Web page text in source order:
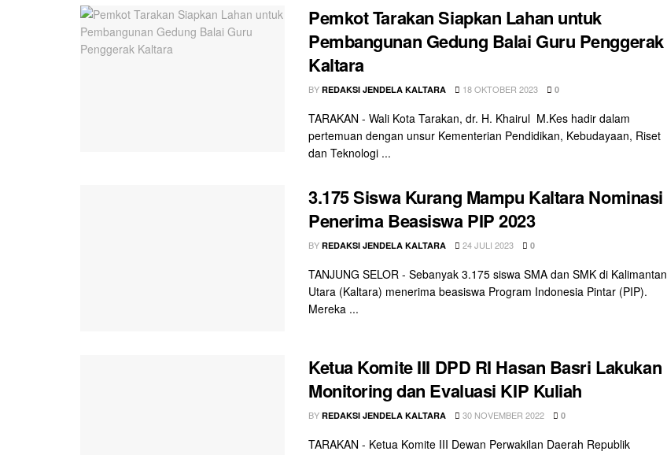
Pemkot Tarakan Siapkan Lahan untuk
Pembangunan Gedung Balai Guru Penggerak
Kaltara
BY REDAKSI JENDELA KALTARA 18 OKTOBER 2023 0
TARAKAN - Wali Kota Tarakan, dr. H. Khairul M.Kes hadir dalam
pertemuan dengan unsur Kementerian Pendidikan, Kebudayaan, Riset
dan Teknologi ...
3.175 Siswa Kurang Mampu Kaltara Nominasi
Penerima Beasiswa PIP 2023
BY REDAKSI JENDELA KALTARA 24 JULI 2023 0
TANJUNG SELOR - Sebanyak 3.175 siswa SMA dan SMK di Kalimantan
Utara (Kaltara) menerima beasiswa Program Indonesia Pintar (PIP).
Mereka ...
Ketua Komite III DPD RI Hasan Basri Lakukan
Monitoring dan Evaluasi KIP Kuliah
BY REDAKSI JENDELA KALTARA 30 NOVEMBER 2022 0
TARAKAN - Ketua Komite III Dewan Perwakilan Daerah Republik